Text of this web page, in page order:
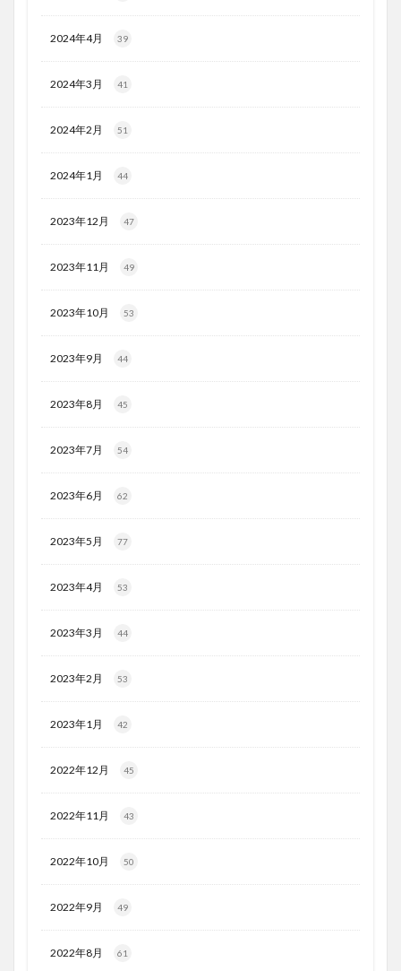
2024年4月 39
2024年3月 41
2024年2月 51
2024年1月 44
2023年12月 47
2023年11月 49
2023年10月 53
2023年9月 44
2023年8月 45
2023年7月 54
2023年6月 62
2023年5月 77
2023年4月 53
2023年3月 44
2023年2月 53
2023年1月 42
2022年12月 45
2022年11月 43
2022年10月 50
2022年9月 49
2022年8月 61